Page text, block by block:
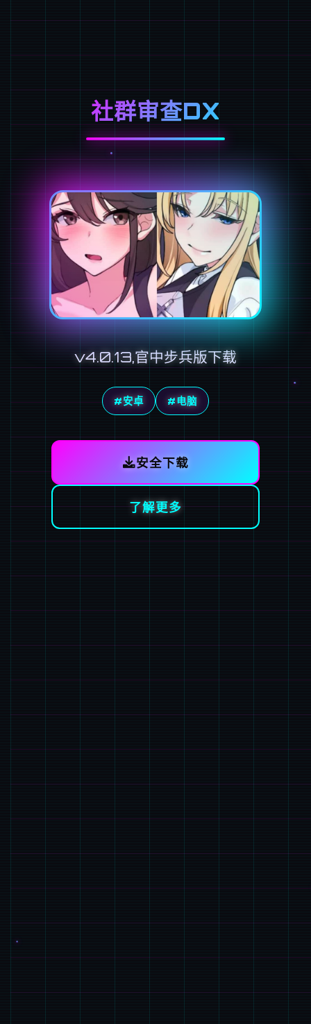
社群审查DX
v4.0.13,官中步兵版下载
#安卓 #电脑
安全下载
了解更多